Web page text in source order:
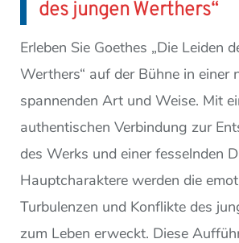
des jungen Werthers“
Erleben Sie Goethes „Die Leiden
Werthers“ auf der Bühne in einer
spannenden Art und Weise. Mit
authentischen Verbindung zur
des Werks und einer fesselnden
Hauptcharaktere werden die
Turbulenzen und Konflikte des
zum Leben erweckt. Diese